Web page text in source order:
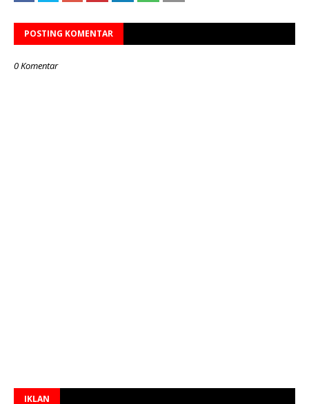
POSTING KOMENTAR
0 Komentar
IKLAN